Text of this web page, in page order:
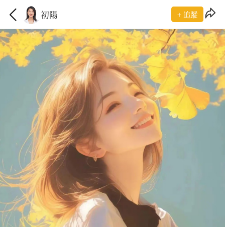
初陽 + 追蹤